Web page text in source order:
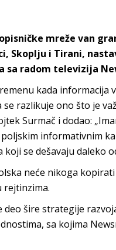
mreže van
Skoplju i Tirani,
sa radom televizija
kada informacija
razlikuje ono što je
Surmač i dodao:
informativnim
se dešavaju daleko
neće nikoga
rejtinzima.
deo šire strategije
sa kojima